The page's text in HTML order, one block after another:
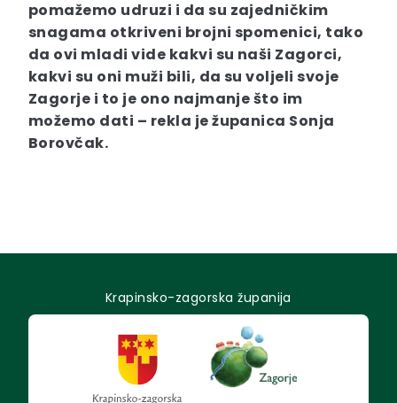
pomažemo udruzi i da su zajedničkim
snagama otkriveni brojni spomenici, tako
da ovi mladi vide kakvi su naši Zagorci,
kakvi su oni muži bili, da su voljeli svoje
Zagorje i to je ono najmanje što im
možemo dati – rekla je županica Sonja
Borovčak.
Krapinsko-zagorska županija